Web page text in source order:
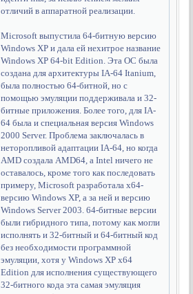
отличий в аппаратной реализации.
Microsoft выпустила 64-битную версию
Windows XP и дала ей нехитрое название
Windows XP 64-bit Edition. Эта ОС была
создана для архитектуры IA-64 Itanium,
была полностью 64-битной, но с
помощью эмуляции поддерживала и 32-
битные приложения. Более того, для IA-
64 была и специальная версия Windows
2000 Server. Проблема заключалась в
неторопливой адаптации IA-64, но когда
AMD создала AMD64, а Intel ничего не
оставалось, кроме того как последовать
примеру, Microsoft разработала x64-
версию Windows XP, а за ней и версию
Windows Server 2003. 64-битные версии
были гибридного типа, потому как могли
исполнять и 32-битный и 64-битный код
без необходимости программной
эмуляции, хотя у Windows XP x64
Edition для исполнения существующего
32-битного кода эта самая эмуляция